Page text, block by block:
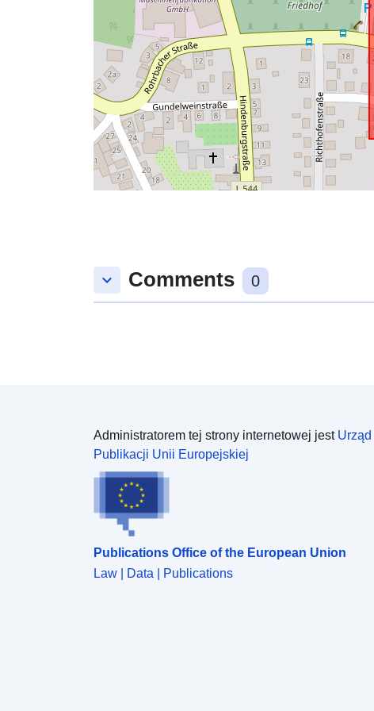
keyboard_arrow_down Comments 0
Administratorem tej strony internetowej jest Urząd
Publikacji Unii Europejskiej
Publications Office of the European Union
Law | Data | Publications